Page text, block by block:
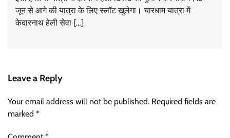
जून से आगे की यात्रा के लिए स्लॉट खुलेगा। चारधाम यात्रा में
केदारनाथ हेली सेवा […]
Leave a Reply
Your email address will not be published. Required fields are
marked *